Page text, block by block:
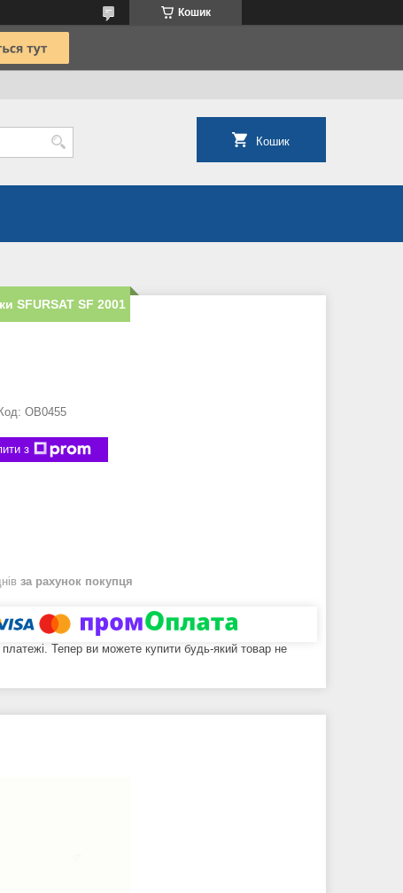
Кошик
Кошик
SFURSAT SF 2001
Код: OB0455
з
за рахунок покупця
платежі. Тепер ви можете купити будь-який товар не